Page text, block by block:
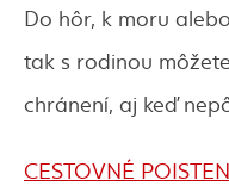
Do hôr, k moru
tak s rodinou
chránení, aj keď
CESTOVNÉ